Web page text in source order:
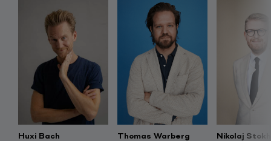
Huxi Bach Thomas Warberg Nikolaj